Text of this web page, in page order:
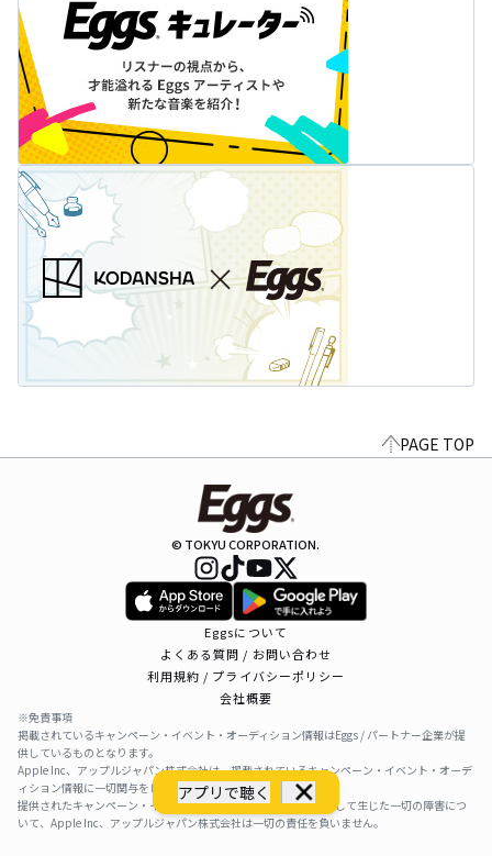
アプリで聴く
PAGE TOP
© TOKYU CORPORATION.
Eggsについて
よくある質問 / お問い合わせ
利用規約 / プライバシーポリシー
会社概要
※免責事項
掲載されているキャンペーン・イベント・オーディション情報はEggs / パートナー企業が提
供しているものとなります。
Apple Inc、アップルジャパン株式会社は、掲載されているキャンペーン・イベント・オーデ
ィション情報に一切関与をしておりません。
提供されたキャンペーン・イベント・オーディション情報を利用して生じた一切の障害につ
いて、Apple Inc、アップルジャパン株式会社は一切の責任を負いません。